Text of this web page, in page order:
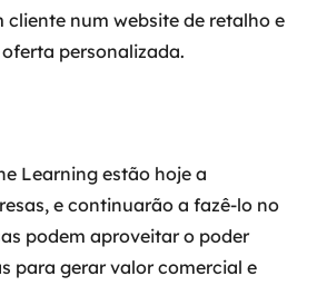
cliente num website de retalho e
personalizada.
Learning estão hoje a
e continuarão a fazê-lo no
podem aproveitar o poder
para gerar valor comercial e